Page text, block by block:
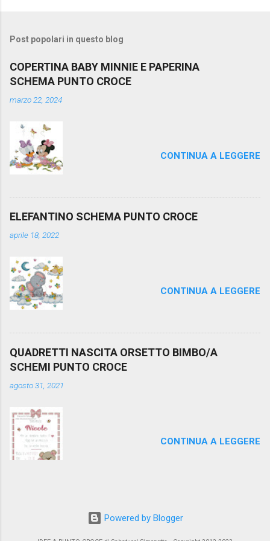
Post popolari in questo blog
COPERTINA BABY MINNIE E PAPERINA
SCHEMA PUNTO CROCE
marzo 22, 2024
CONTINUA A LEGGERE
ELEFANTINO SCHEMA PUNTO CROCE
aprile 18, 2022
CONTINUA A LEGGERE
QUADRETTI NASCITA ORSETTO BIMBO/A
SCHEMI PUNTO CROCE
agosto 31, 2021
CONTINUA A LEGGERE
Powered by Blogger